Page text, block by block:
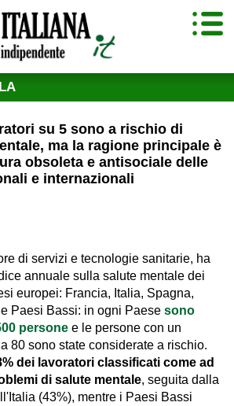
su 5 sono a rischio di
ma la ragione principale è
obsoleta e antisociale delle
e internazionali
di servizi e tecnologie sanitarie, ha
annuale sulla salute mentale dei
europei: Francia, Italia, Spagna,
Paesi Bassi: in ogni Paese sono
persone e le persone con un
80 sono state considerate a rischio.
dei lavoratori classificati come ad
di salute mentale, seguita dalla
(43%), mentre i Paesi Bassi